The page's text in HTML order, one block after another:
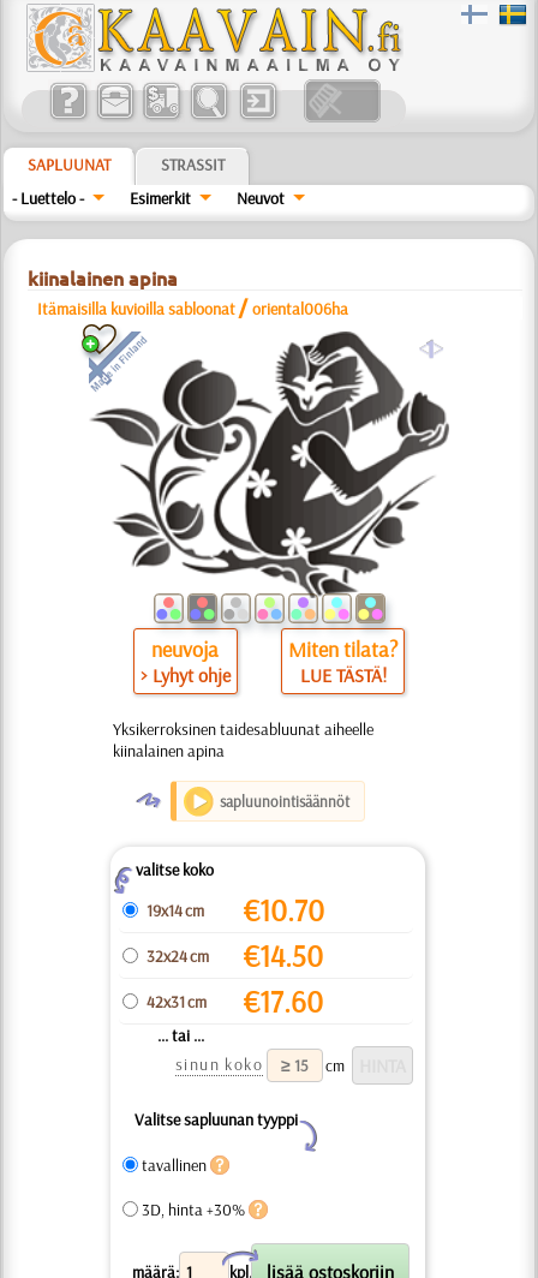
SAPLUUNAT
STRASSIT
- Luettelo -
Esimerkit Neuvot
kiinalainen apina
Itämaisilla kuvioilla sabloonat /oriental006ha
a
neuvoja
> Lyhyt ohje
Miten tilata?
LUE TÄSTÄ!
Yksikerroksinen taidesabluunat aiheelle
kiinalainen apina
O sapluunointisäännöt
Zvalitse koko
19x14 cm
€10.70
32x24 cm €14.50
42x31 cm €17.60
... tai ...
sinun koko
cm
Valitse sapluunan tyyppi
Y
tavallinen
3D, hinta +30%
määrä: kpl.
X